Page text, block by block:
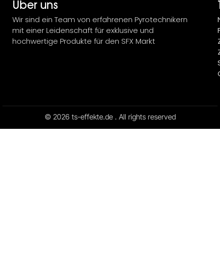
Über uns
Wir sind ein Team von erfahrenen Pyrotechnikern
mit einer Leidenschaft für exklusive und
hochwertige Produkte für den SFX Markt
© 2026 ts-effekte.de . All rights reserved